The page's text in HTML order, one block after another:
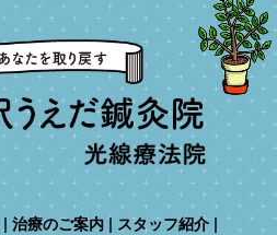
治療のご案内
スタッフ紹介